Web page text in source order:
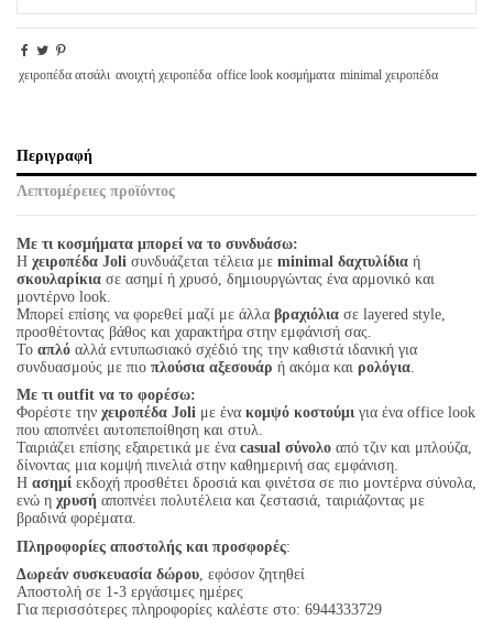
χειροπέδα ατσάλι ανοιχτή χειροπέδα office look κοσμήματα minimal χειροπέδα
Περιγραφή
Λεπτομέρειες προϊόντος
Με τι κοσμήματα μπορεί να το συνδυάσω:
Η χειροπέδα Joli συνδυάζεται τέλεια με minimal δαχτυλίδια ή
σκουλαρίκια σε ασημί ή χρυσό, δημιουργώντας ένα αρμονικό και
μοντέρνο look.
Μπορεί επίσης να φορεθεί μαζί με άλλα βραχιόλια σε layered style,
προσθέτοντας βάθος και χαρακτήρα στην εμφάνισή σας.
Το απλό αλλά εντυπωσιακό σχέδιό της την καθιστά ιδανική για
συνδυασμούς με πιο πλούσια αξεσουάρ ή ακόμα και ρολόγια
Με τι outfit να το φορέσω:
Φορέστε την χειροπέδα Joli με ένα κομψό κοστούμιγια ένα office look
που αποπνέει αυτοπεποίθηση και στυλ.
Ταιριάζει επίσης εξαιρετικά με ένα casual σύνολο από τζιν και μπλούζα,
δίνοντας μια κομψή πινελιά στην καθημερινή σας εμφάνιση.
Η ασημί εκδοχή προσθέτει δροσιά και φινέτσα σε πιο μοντέρνα σύνολα,
ενώ η χρυσή αποπνέει πολυτέλεια και ζεστασιά, ταιριάζοντας με
βραδινά φορέματα.
Πληροφορίες αποστολής και προσφορές:
Δωρεάν συσκευασία δώρου, εφόσον ζητηθεί
Αποστολή σε 1-3 εργάσιμες ημέρες
Για περισσότερες πληροφορίες καλέστε στο: 6944333729